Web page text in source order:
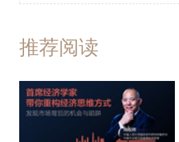
推荐阅读